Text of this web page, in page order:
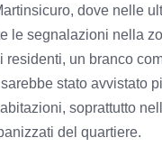
dove nelle
le segnalazioni nella
residenti, un branco
stato avvistato
soprattutto
del quartiere.